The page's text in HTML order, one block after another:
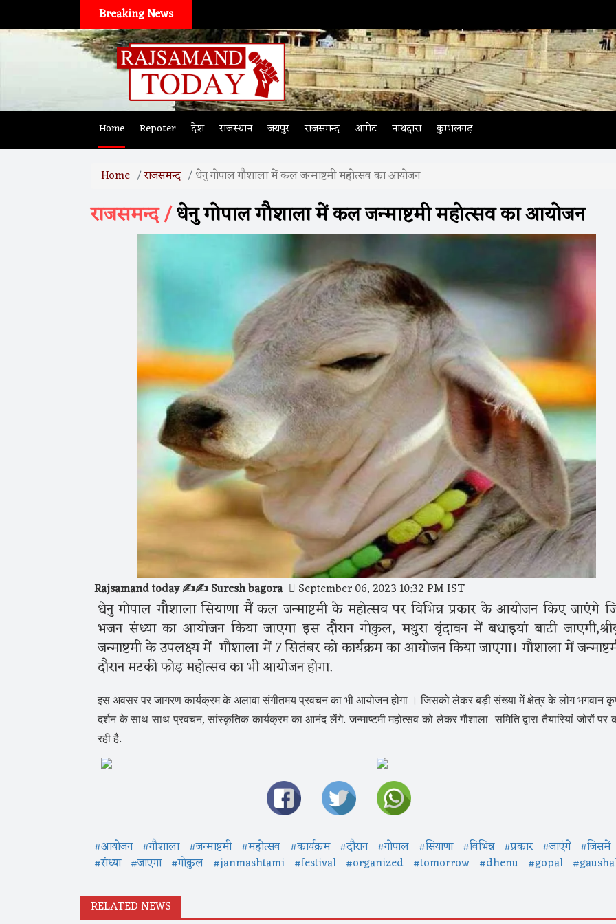
Breaking News
Home Repoter देश राजस्थान जयपुर राजसमन्द आमेट नाथद्वारा कुम्भलगढ़
Home राजसमन्द धेनु गोपाल गौशाला में कल जन्माष्टमी महोत्सव का आयोजन
राजसमन्द /धेनु गोपाल गौशाला में कल जन्माष्टमी महोत्सव का आयोजन
Rajsamand today ✍️✍️ Suresh bagora September 06, 2023 10:32 PM IST
धेनु गोपाल गौशाला सियाणा मैं कल जन्माष्टमी के महोत्सव पर विभिन्न प्रकार के आयोजन किए जाएंगे
भजन संध्या का आयोजन किया जाएगा इस दौरान गोकुल, मथुरा वृंदावन में बधाइयां बाटी
जन्माष्टमी के उपलक्ष्य में गौशाला में 7 सितंबर को कार्यक्रम का आयोजन किया जाएगा। गौशाला में
दौरान मटकी फोड़ महोत्सव का भी आयोजन होगा.
इस अवसर पर जागरण कार्यक्रम के अलावा संगीतमय प्रवचन का भी आयोजन होगा । जिसको लेकर बड़ी संख्या में क्षेत्र के लोग भगवान
दर्शन के साथ साथ प्रवचन, सांस्कृतिक कार्यक्रम का आनंद लेंगे. जन्माष्टमी महोत्सव को लेकर गौशाला समिति द्वारा तैयारियां जोरों पर
रही है.
#आयोजन #गौशाला #जन्माष्टमी #महोत्सव #कार्यक्रम #दौरान #गोपाल #सियाणा #विभिन्न #प्रकार #जाएंगे #जिसमें
#संध्या #जाएगा #गोकुल #janmashtami #festival #organized #tomorrow #dhenu #gopal
RELATED NEWS